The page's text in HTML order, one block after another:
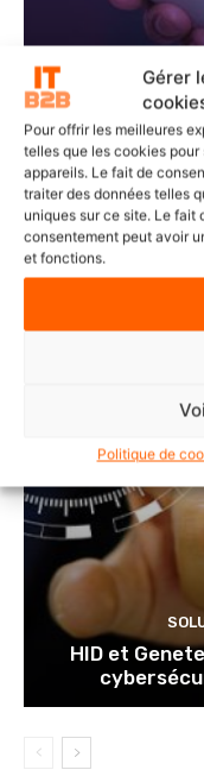
Gérer
Pour offrir les meilleures
telles que les cookies
appareils. Le fait de
traiter des données telles
uniques sur ce site. Le fait
consentement peut avoir
et fonctions.
Politique de
delaware
HID et